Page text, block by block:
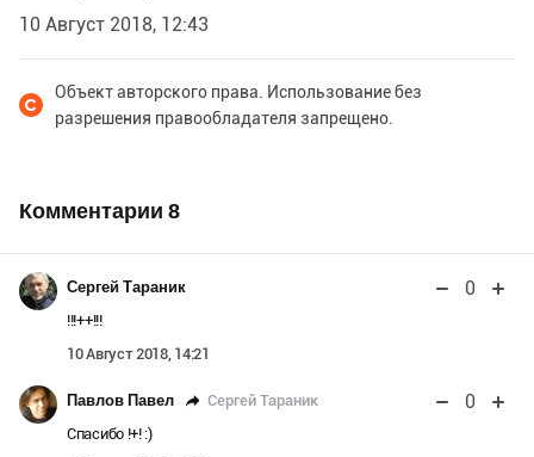
10 Август 2018, 12:43
Объект авторского права. Использование без
разрешения правообладателя запрещено.
Комментарии 8
Сергей Тараник 0
!!!++!!!
10 Август 2018, 14:21
Павлов Павел Сергей Тараник 0
Спасибо !+! :)